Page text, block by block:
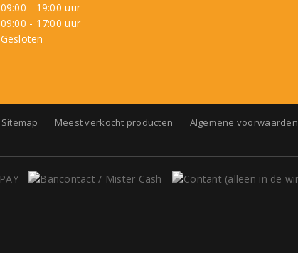
09:00 - 19:00 uur
09:00 - 17:00 uur
Gesloten
Sitemap Meest verkocht producten Algemene voorwaarden